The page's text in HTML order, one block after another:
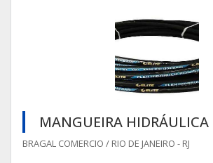
MANGUEIRA HIDRÁULICA
BRAGAL COMERCIO / RIO DE JANEIRO - RJ